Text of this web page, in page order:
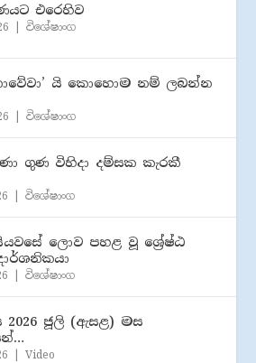
එරෙහිව
|විශේෂාංග
යි කොහොම නම් ලබන්න
|විශේෂාංග
ගුණ විහිදා දම්සක කැරකී
|විශේෂාංග
ලොව පහළ වූ ශ්‍රේෂ්ඨ
|විශේෂාංග
2026 ජූලි (​ඇසළ) මස
|Video